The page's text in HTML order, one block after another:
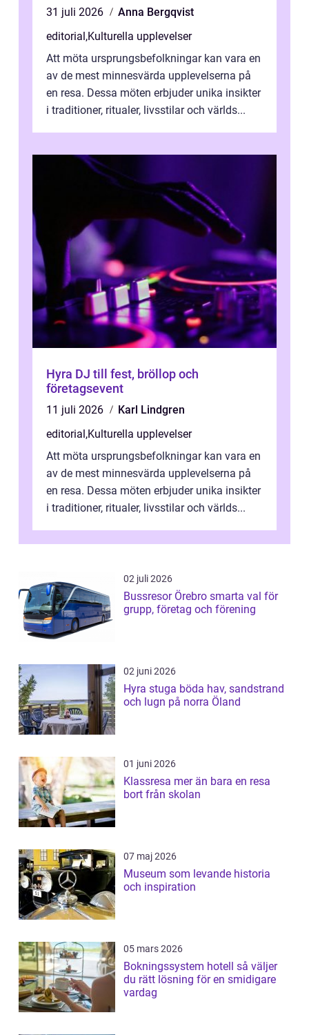
31 juli 2026
Anna Bergqvist
editorial,Kulturella upplevelser
Att möta ursprungsbefolkningar kan vara en
av de mest minnesvärda upplevelserna på
en resa. Dessa möten erbjuder unika insikter
i traditioner, ritualer, livsstilar och världs...
Hyra DJ till fest, bröllop och
företagsevent
11 juli 2026
Karl Lindgren
editorial,Kulturella upplevelser
Att möta ursprungsbefolkningar kan vara en
av de mest minnesvärda upplevelserna på
en resa. Dessa möten erbjuder unika insikter
i traditioner, ritualer, livsstilar och världs...
02 juli 2026
Bussresor Örebro smarta val för
grupp, företag och förening
02 juni 2026
Hyra stuga böda hav, sandstrand
och lugn på norra Öland
01 juni 2026
Klassresa mer än bara en resa
bort från skolan
07 maj 2026
Museum som levande historia
och inspiration
05 mars 2026
Bokningssystem hotell så väljer
du rätt lösning för en smidigare
vardag